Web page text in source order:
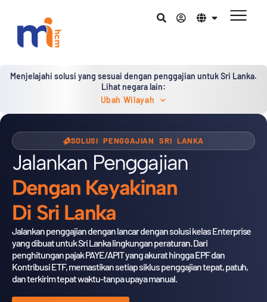
Menjelajahi solusi yang sesuai dengan penggajian untuk Sri Lanka.
Lihat negara lain:
Ubah Wilayah
SOLUSI PENGGAJIAN SRI LANKA
Jalankan Penggajian
Dengan Keyakinan
Di Sri Lanka
Jalankan penggajian dengan lancar dengan solusi kelas Enterprise
yang dibuat untuk Sri Lankalingkungan peraturan. Dari
penghitungan pajak PAYE/APIT yang akurat hingga EPF dan
Kontribusi ETF, memastikan setiap siklus penggajian tepat, patuh,
dan terkirimtepat waktu-tanpa upaya manual.